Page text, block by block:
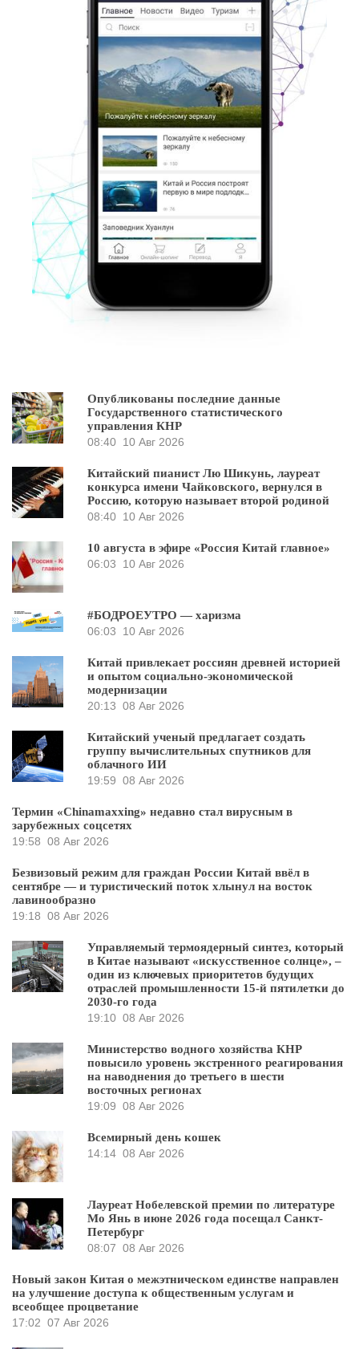
Опубликованы последние данные
Государственного статистического
управления КНР
08:40 10 Авг 2026
Китайский пианист Лю Шикунь, лауреат
конкурса имени Чайковского, вернулся в
Россию, которую называет второй родиной
08:40 10 Авг 2026
10 августа в эфире «Россия Китай главное»
06:03
10 Авг 2026
#БОДРОЕУТРО — харизма
06:03
10 Авг 2026
Китай привлекает россиян древней историей
и опытом социально-экономической
модернизации
20:13 08 Авг 2026
Китайский ученый предлагает создать
группу вычислительных спутников для
облачного ИИ
19:59 08 Авг 2026
Термин «Chinamaxxing» недавно стал вирусным в
зарубежных соцсетях
19:58 08 Авг 2026
Безвизовый режим для граждан России Китай ввёл в
сентябре — и туристический поток хлынул на восток
лавинообразно
19:18 08 Авг 2026
Управляемый термоядерный синтез, который
в Китае называют «искусственное солнце», –
один из ключевых приоритетов будущих
отраслей промышленности 15-й пятилетки до
2030-го года
19:10 08 Авг 2026
Министерство водного хозяйства КНР
повысило уровень экстренного реагирования
на наводнения до третьего в шести
восточных регионах
19:09 08 Авг 2026
Всемирный день кошек
14:14 08 Авг 2026
Лауреат Нобелевской премии по литературе
Мо Янь в июне 2026 года посещал Санкт-
Петербург
08:07 08 Авг 2026
Новый закон Китая о межэтническом единстве направлен
на улучшение доступа к общественным услугам и
всеобщее процветание
17:02 07 Авг 2026